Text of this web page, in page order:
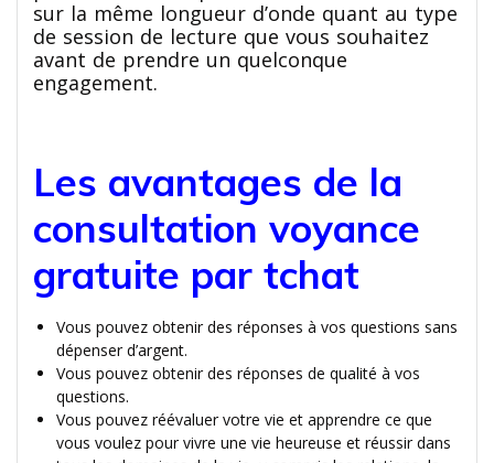
sur la même longueur d’onde quant au type
de session de lecture que vous souhaitez
avant de prendre un quelconque
engagement.
Les avantages de la
consultation voyance
gratuite par tchat
Vous pouvez obtenir des réponses à vos questions sans
dépenser d’argent.
Vous pouvez obtenir des réponses de qualité à vos
questions.
Vous pouvez réévaluer votre vie et apprendre ce que
vous voulez pour vivre une vie heureuse et réussir dans